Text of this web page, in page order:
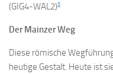
(GIG4-WAL2)5
Der Mainzer Weg
Diese römische
heutige Gestalt. Heute ist